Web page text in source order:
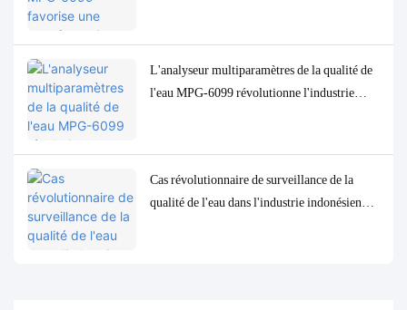
L'analyseur multiparamètres de la qualité de
l'eau MPG-6099 révolutionne l'industrie
Cas révolutionnaire de surveillance de la
qualité de l'eau dans l'industrie indonésienne